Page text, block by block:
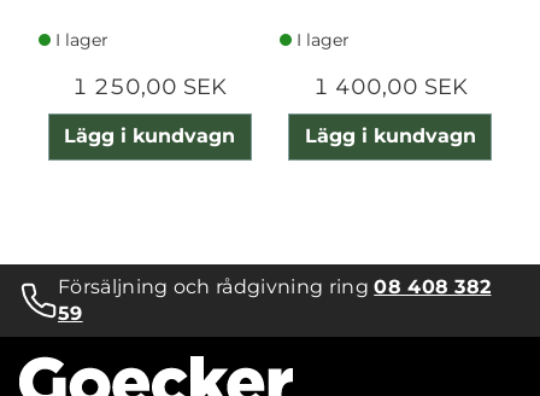
I lager
1 250,00 SEK
Lägg i kundvagn
I lager
1 400,00 SEK
Lägg i kundvagn
Försäljning och rådgivning ring08 408 382
59